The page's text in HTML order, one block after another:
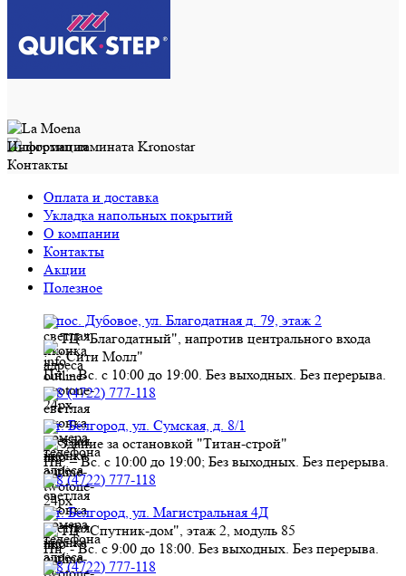
Информация
Контакты
Оплата и доставка
Укладка напольных покрытий
О компании
Контакты
Акции
Полезное
пос. Дубовое, ул. Благодатная д. 79, этаж 2
ТЦ "Благодатный", напротив центрального входа
"Сити Молл"
Пн. - Вс. с 10:00 до 19:00. Без выходных. Без перерыва.
8 (4722) 777-118
г. Белгород, ул. Сумская, д. 8/1
Здание за остановкой "Титан-строй"
Пн. – Вс. с 10:00 до 19:00; Без выходных. Без перерыва.
8 (4722) 777-118
г. Белгород, ул. Магистральная 4Д
ТЦ "Спутник-дом", этаж 2, модуль 85
Пн. - Вс. с 9:00 до 18:00. Без выходных. Без перерыва.
8 (4722) 777-118